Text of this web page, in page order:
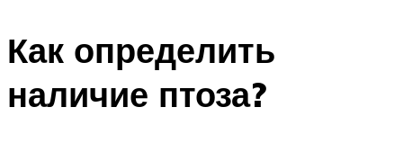
Как определить
наличие птоза?